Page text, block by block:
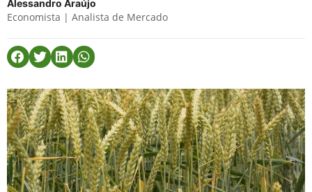
Alessandro Araújo
Economista | Analista de Mercado